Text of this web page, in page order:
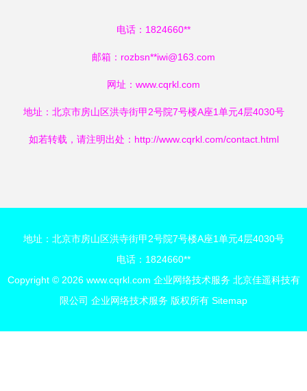
电话：1824660**
邮箱：rozbsn**iwi@163.com
网址： www.cqrkl.com
地址：北京市房山区洪寺街甲2号院7号楼A座1单元4层4030号
如若转载，请注明出处：http://www.cqrkl.com/contact.html
地址：北京市房山区洪寺街甲2号院7号楼A座1单元4层4030号
电话：1824660**
Copyright © 2026 www.cqrkl.com 企业网络技术服务 北京佳遥科技有
限公司 企业网络技术服务 版权所有 Sitemap